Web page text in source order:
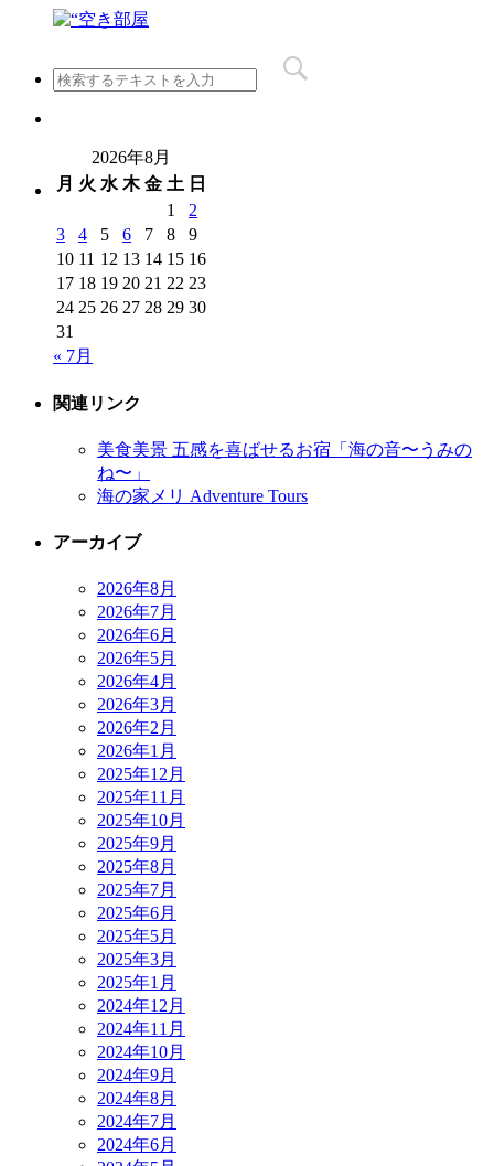
2026年8月
月 火 水 木 金 土 日
1
2
3
4 5 6 7 8
9
10 11 12 13 14 15 16
17 18 19 20 21 22 23
24 25 26 27 28 29 30
31
« 7月
関連リンク
美食美景 五感を喜ばせるお宿「海の音〜うみの
ね〜」
海の家メリ Adventure Tours
アーカイブ
2026年8月
2026年7月
2026年6月
2026年5月
2026年4月
2026年3月
2026年2月
2026年1月
2025年12月
2025年11月
2025年10月
2025年9月
2025年8月
2025年7月
2025年6月
2025年5月
2025年3月
2025年1月
2024年12月
2024年11月
2024年10月
2024年9月
2024年8月
2024年7月
2024年6月